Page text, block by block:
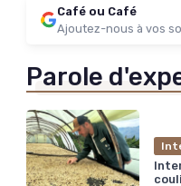
Café ou Café
Ajoutez-nous à vos
Parole